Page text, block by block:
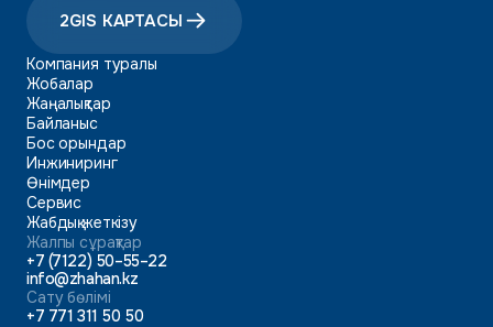
2GIS КАРТАСЫ
Компания туралы
Жобалар
Жаңалықтар
Байланыс
Бос орындар
Инжиниринг
Өнімдер
Сервис
Жабдық жеткізу
Жалпы сұрақтар
+7 (7122) 50–55–22
info@zhahan.kz
Сату бөлімі
+7 771 311 50 50